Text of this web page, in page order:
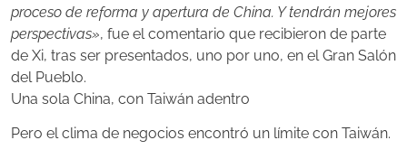
proceso de reforma y apertura de China. Y tendrán mejores
perspectivas», fue el comentario que recibieron de parte
de Xi, tras ser presentados, uno por uno, en el Gran Salón
del Pueblo.
Una sola China, con Taiwán adentro
Pero el clima de negocios encontró un límite con Taiwán.